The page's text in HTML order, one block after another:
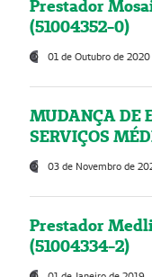
Prestador
(51004352-0)
01 de Outubro de 2020
MUDANÇA DE
SERVIÇOS
03 de Novembro de
Prestador
(51004334-2)